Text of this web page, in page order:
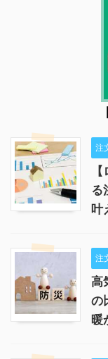
注
る
叶
注
高
の
暖